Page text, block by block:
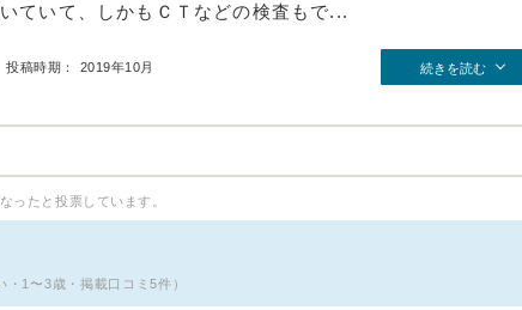
ていて、しかもＣＴなどの検査もで...
投稿時期： 2019年10月 続きを読む
ったと投票しています。
1〜3歳・掲載口コミ5件）